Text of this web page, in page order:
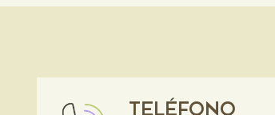
TELÉFONO